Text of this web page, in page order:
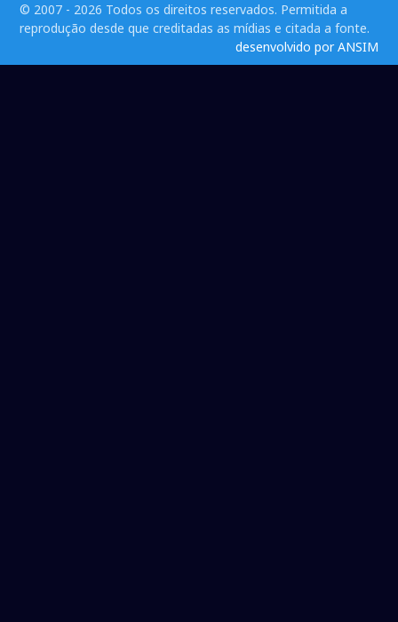
© 2007 - 2026 Todos os direitos reservados. Permitida a
reprodução desde que creditadas as mídias e citada a fonte.
desenvolvido por ANSIM